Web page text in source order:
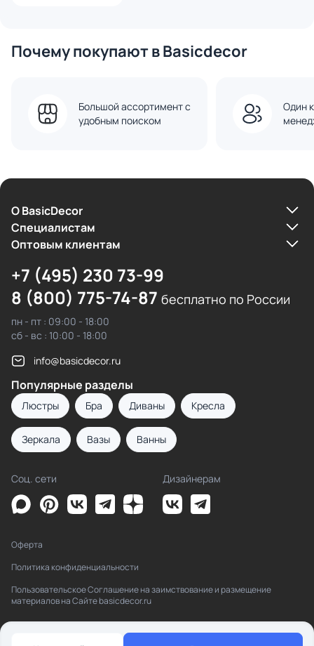
Почему покупают в Basicdecor
Большой ассортимент с
удобным поиском
Один
О BasicDecor
Cпециалистам
Оптовым клиентам
+7 (495) 230 73-99
8 (800) 775-74-87 бесплатно по России
пн - пт : 09:00 - 18:00
сб - вс : 10:00 - 18:00
info@basicdecor.ru
Популярные разделы
Люстры Бра Диваны Кресла
Зеркала Вазы Ванны
Соц. сети Дизайнерам
Оферта
Политика конфиденциальности
Пользовательское Соглашение на заимствование и размещение
материалов на Сайте basicdecor.ru